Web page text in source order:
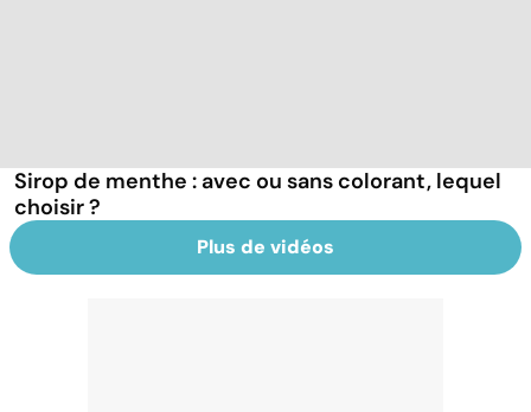
Sirop de menthe : avec ou sans colorant, lequel
choisir ?
Plus de vidéos